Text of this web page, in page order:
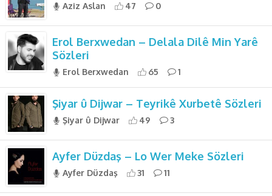
Aziz Aslan 47 0
Erol Berxwedan – Delala Dilê Min Yarê
Sözleri
Erol Berxwedan 65 1
Şiyar û Dijwar – Teyrikê Xurbetê Sözleri
Şiyar û Dijwar 49 3
Ayfer Düzdaş – Lo Wer Meke Sözleri
Ayfer Düzdaş 31 11